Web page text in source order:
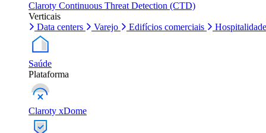
Claroty Continuous Threat Detection (CTD)
Verticais
Data centers
Varejo Edifícios comerciais Hospitalidade
Saúde
Plataforma
Claroty xDome